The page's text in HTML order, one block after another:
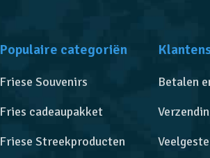
Populaire categoriën
Friese Souvenirs
Fries cadeaupakket
Friese Streekproducten
Betalen